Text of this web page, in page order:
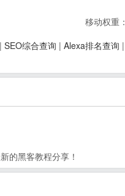
移动权重：
| SEO综合查询 | Alexa排名查询 |
的黑客教程分享！